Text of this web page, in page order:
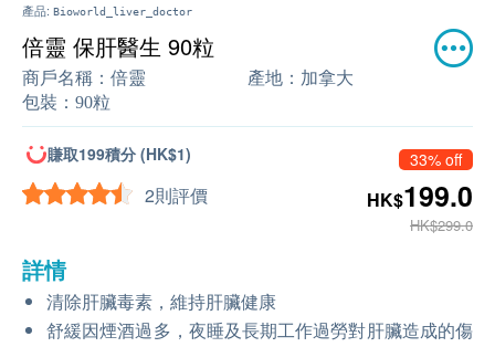
產品: Bioworld_liver_doctor
倍靈 保肝醫生 90粒
商戶名稱： 倍靈 產地： 加拿大
包裝： 90粒
賺取199積分 (HK$1)
2則評價
33% off
HK$199.0
HK$299.0
詳情
清除肝臟毒素，維持肝臟健康
舒緩因煙酒過多，夜睡及長期工作過勞對肝臟造成的傷